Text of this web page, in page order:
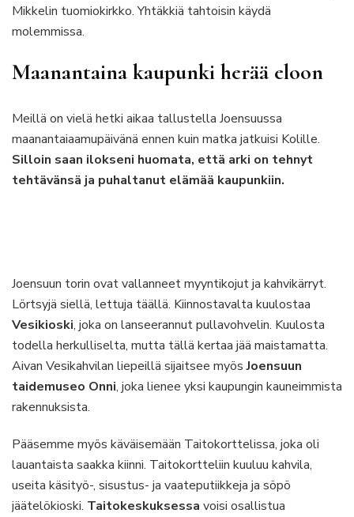
Mikkelin tuomiokirkko. Yhtäkkiä tahtoisin käydä
molemmissa.
Maanantaina kaupunki herää eloon
Meillä on vielä hetki aikaa tallustella Joensuussa
maanantaiaamupäivänä ennen kuin matka jatkuisi Kolille.
Silloin saan ilokseni huomata, että arki on tehnyt
tehtävänsä ja puhaltanut elämää kaupunkiin.
Joensuun torin ovat vallanneet myyntikojut ja kahvikärryt.
Lörtsyjä siellä, lettuja täällä. Kiinnostavalta kuulostaa
Vesikioski, joka on lanseerannut pullavohvelin. Kuulosta
todella herkulliselta, mutta tällä kertaa jää maistamatta.
Aivan Vesikahvilan liepeillä sijaitsee myösJoensuun
taidemuseo Onni, joka lienee yksi kaupungin kauneimmista
rakennuksista.
Pääsemme myös käväisemään Taitokorttelissa, joka oli
lauantaista saakka kiinni. Taitokortteliin kuuluu kahvila,
useita käsityö-, sisustus- ja vaateputiikkeja ja söpö
jäätelökioski. Taitokeskuksessa voisi osallistua